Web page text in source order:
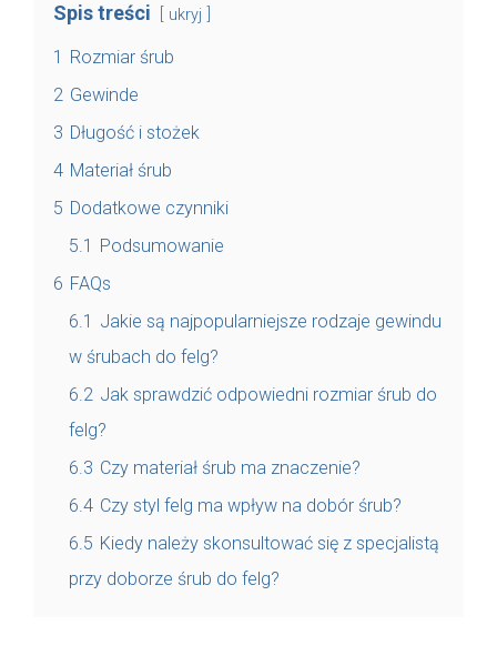
Spis treści ukryj
1
Rozmiar śrub
2 Gewinde
3 Długość i stożek
4 Materiał śrub
5 Dodatkowe czynniki
5.1
Podsumowanie
6 FAQs
6.1
Jakie są najpopularniejsze rodzaje gewindu
w śrubach do felg?
6.2 Jak sprawdzić odpowiedni rozmiar śrub do
felg?
6.3 Czy materiał śrub ma znaczenie?
6.4 Czy styl felg ma wpływ na dobór śrub?
6.5 Kiedy należy skonsultować się z specjalistą
przy doborze śrub do felg?